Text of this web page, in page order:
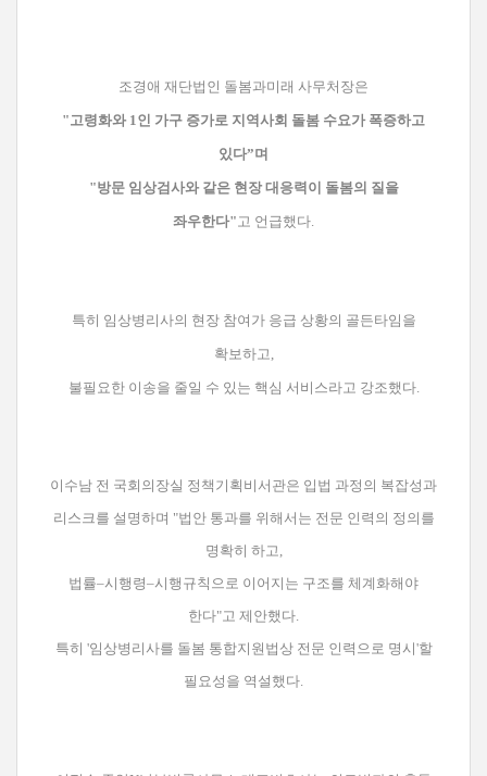
조경애 재단법인 돌봄과미래 사무처장은
"고령화와 1인 가구 증가로 지역사회 돌봄 수요가 폭증하고
있다”며
"방문 임상검사와 같은 현장 대응력이 돌봄의 질을
좌우한다"고 언급했다.
특히 임상병리사의 현장 참여가 응급 상황의 골든타임을
확보하고,
불필요한 이송을 줄일 수 있는 핵심 서비스라고 강조했다.
이수남 전 국회의장실 정책기획비서관은 입법 과정의 복잡성과
리스크를 설명하며 "법안 통과를 위해서는 전문 인력의 정의를
명확히 하고,
법률–시행령–시행규칙으로 이어지는 구조를 체계화해야
한다"고 제안했다.
특히 '임상병리사를 돌봄 통합지원법상 전문 인력으로 명시'할
필요성을 역설했다.